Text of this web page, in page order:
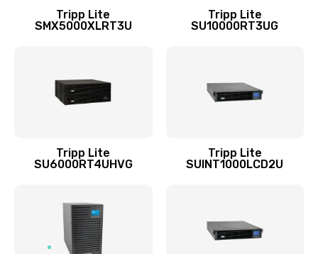
Tripp Lite
SMX5000XLRT3U
Tripp Lite
SU10000RT3UG
Tripp Lite
SU6000RT4UHVG
Tripp Lite
SUINT1000LCD2U